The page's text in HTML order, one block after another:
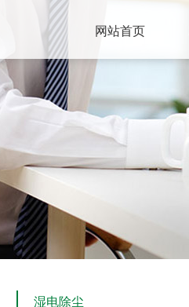
网站首页
湿电除尘